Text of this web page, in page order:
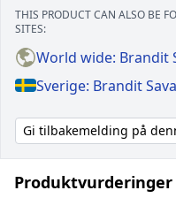
THIS PRODUCT CAN ALSO BE
SITES:
World wide: Brandit
Sverige: Brandit
Gi tilbakemelding på
Produktvurderinger